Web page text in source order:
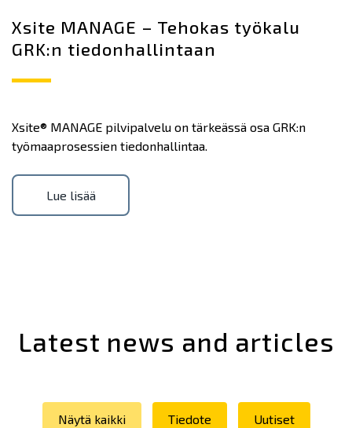
Xsite MANAGE – Tehokas työkalu
GRK:n tiedonhallintaan
Xsite® MANAGE pilvipalvelu on tärkeässä osa GRK:n
työmaaprosessien tiedonhallintaa.
Lue lisää
Latest news and articles
Näytä kaikki Tiedote Uutiset